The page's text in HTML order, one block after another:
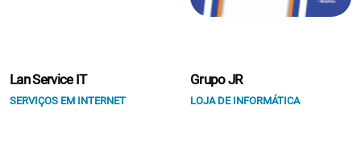
Lan Service IT
SERVIÇOS EM INTERNET
Grupo JR
LOJA DE INFORMÁTICA